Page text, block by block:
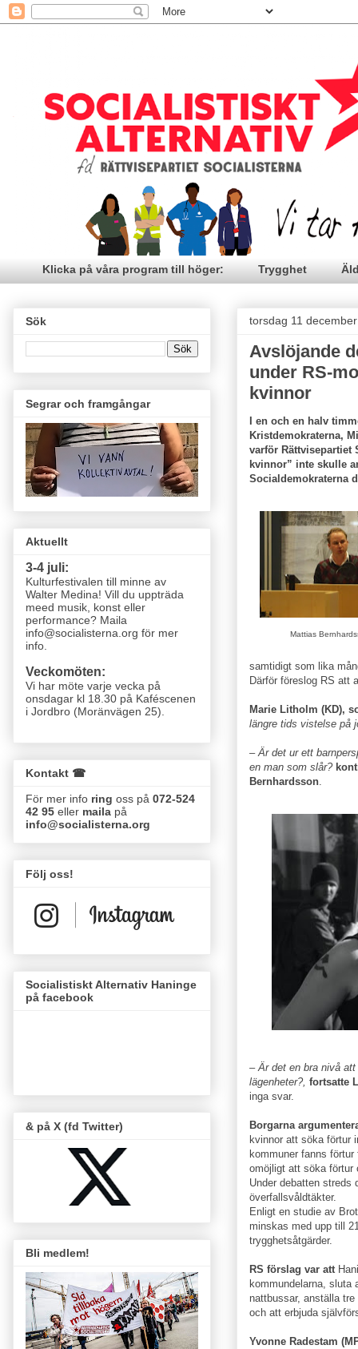
Klicka på våra program till höger: Trygghet
torsdag 11
Avslöjande
under RS-
kvinnor
I en och en halv
Kristdemokraterna,
varför Rättvisepartiet
kvinnor” inte skulle
Socialdemokraterna
Mattias
samtidigt som lika
Därför föreslog RS att
Marie Litholm (KD),
längre tids vistelse på
– Är det ur ett
en man som slår?
Bernhardsson
– Är det en bra nivå
lägenheter?, fortsatte
inga svar.
Borgarna
kvinnor att söka förtur
kommuner fanns
omöjligt att söka förtur
Under debatten streds
överfallsvåldtäkter.
Enligt en studie av
minskas med upp till
trygghetsåtgärder.
RS förslag var att
kommundelarna, sluta
nattbussar, anställa
och att erbjuda
Yvonne Radestam
Sök
Segrar och framgångar
Aktuellt
3-4 juli:
Kulturfestivalen till minne av
Walter Medina! Vill du uppträda
meed musik, konst eller
performance? Maila
info@socialisterna.org för mer
info.
Veckomöten:
Vi har möte varje vecka på
onsdagar kl 18.30 på Kaféscenen
i Jordbro (Moränvägen 25)
Kontakt ☎
För mer info ring oss på 072-524
42 95 eller maila på
info@socialisterna.org
Följ oss!
Socialistiskt Alternativ Haninge
på facebook
& på X (fd Twitter)
Bli medlem!